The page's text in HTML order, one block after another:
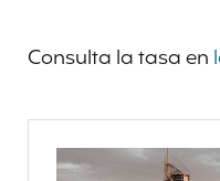
Consulta la tasa en